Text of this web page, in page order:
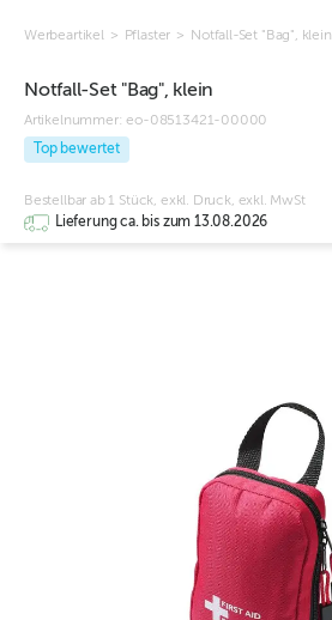
Werbeartikel > Pflaster > Notfall-Set "Bag", klein
Notfall-Set "Bag", klein
Artikelnummer:eo-08513421-00000
Top bewertet
Bestellbar ab 1 Stück, exkl. Druck, exkl. MwSt
Lieferung ca. bis zum 13.08.2026